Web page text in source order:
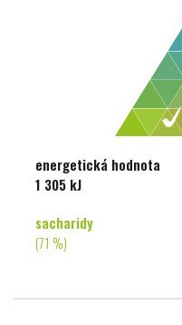
energetická hodnota
1 305 kJ
sacharidy
(71 %)